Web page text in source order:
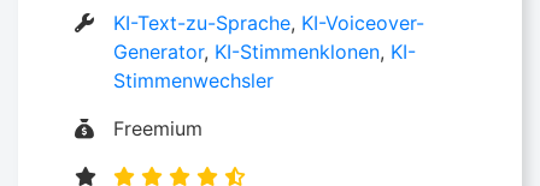
KI-Text-zu-Sprache, KI-Voiceover-
Generator, KI-Stimmenklonen, KI-
Stimmenwechsler
Freemium